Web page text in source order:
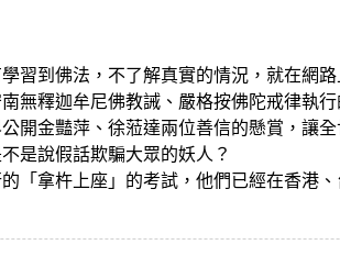
習到佛法，不了解真實的情況，就在網
無釋迦牟尼佛教誡、嚴格按佛陀戒律執
開金豔萍、徐蒞達兩位善信的懸賞，讓
是說假話欺騙大眾的妖人？
「拿杵上座」的考試，他們已經在香港